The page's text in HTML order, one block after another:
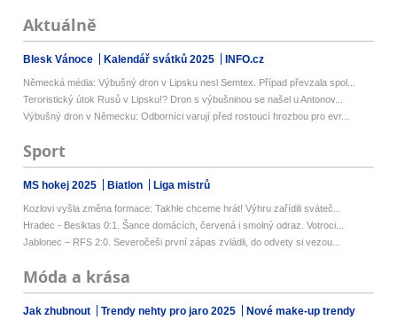
Aktuálně
Blesk Vánoce Kalendář svátků 2025 INFO.cz
Německá média: Výbušný dron v Lipsku nesl Semtex. Případ převzala spol...
Teroristický útok Rusů v Lipsku!? Dron s výbušninou se našel u Antonov...
Výbušný dron v Německu: Odborníci varují před rostoucí hrozbou pro evr...
Sport
MS hokej 2025 Biatlon Liga mistrů
Kozlovi vyšla změna formace: Takhle chceme hrát! Výhru zařídili sváteč...
Hradec - Besiktas 0:1. Šance domácích, červená i smolný odraz. Votroci...
Jablonec – RFS 2:0. Severočeši první zápas zvládli, do odvety si vezou...
Móda a krása
Jak zhubnout Trendy nehty pro jaro 2025 Nové make-up trendy